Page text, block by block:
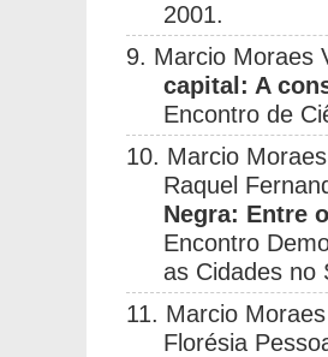
2001.
9. Marcio Moraes
capital: A
Encontro de
10. Marcio
Raquel
Negra: Entre
Encontro
as Cidades no
11. Marcio
Florésia